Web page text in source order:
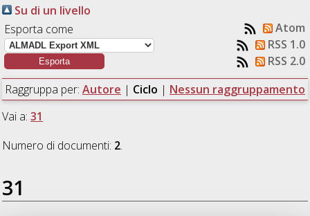
Su di un livello
Esporta come
Atom
RSS 1.0
RSS 2.0
Raggruppa per: Autore | Ciclo | Nessun raggruppamento
Vai a:31
Numero di documenti: 2.
31